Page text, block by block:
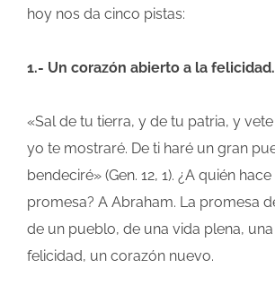
hoy nos da cinco pistas:
1.- Un corazón abierto a la felicidad.
«Sal de tu tierra, y de tu patria, y
yo te mostraré. De ti haré un gran
bendeciré» (Gen. 12, 1). ¿A quién
promesa? A Abraham. La promesa
de un pueblo, de una vida plena,
felicidad, un corazón nuevo.